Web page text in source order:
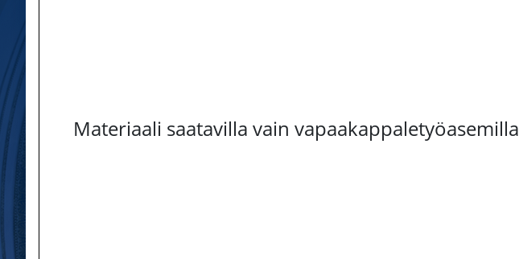
Materiaali saatavilla vain vapaakappaletyöasemilla